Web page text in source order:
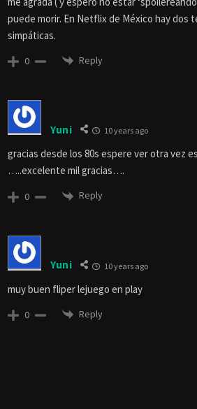
puede morir. En Netflix de México hay dos
simpáticas.
0 Reply
Yuni 10 years ago
gracias desde los 80s espere ver otra vez
…..excelente mil gracias….
0 Reply
Yuni 10 years ago
muy buen fliper lejuego en play
0 Reply